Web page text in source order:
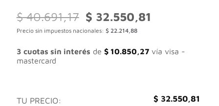
$40.691,17
El
precio
original
$ 40.691,17.
$ 32.550,81
$ 32.550,81.
Precio sin impuestos nacionales: $ 22.214,88
3 cuotas sin interés de $10.850,27vía visa -
mastercard
TU PRECIO: $ 32.550,81